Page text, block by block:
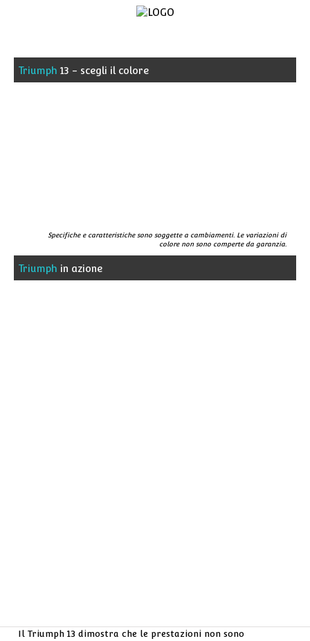
Home
Triumph 13 - scegli il colore
Specifiche e caratteristiche sono soggette a cambiamenti. Le variazioni di
colore non sono comperte da garanzia.
Triumph in azione
Il Triumph 13 dimostra che le prestazioni non sono